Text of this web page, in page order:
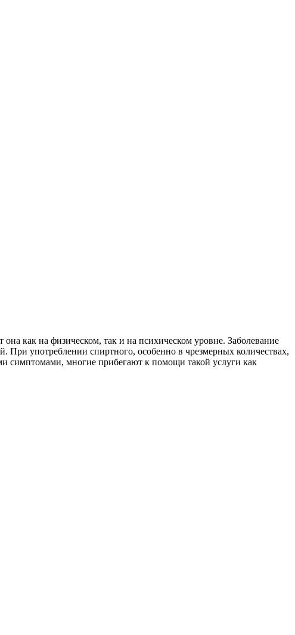
как на физическом, так и на психическом уровне. Заболевание
употреблении спиртного, особенно в чрезмерных количествах,
симптомами, многие прибегают к помощи такой услуги как